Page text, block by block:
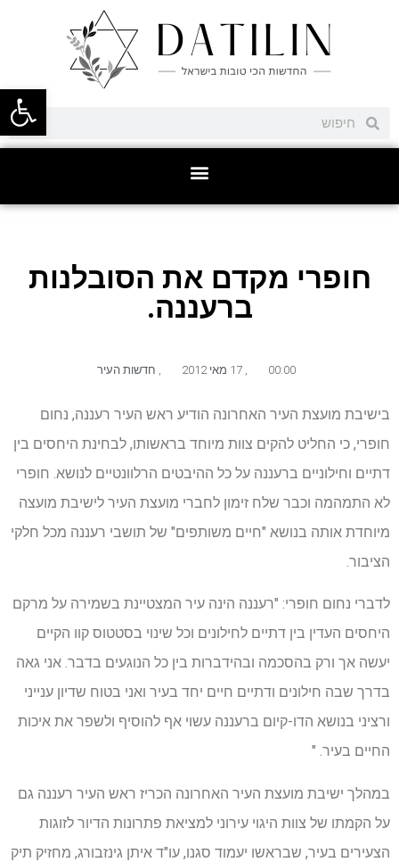
פתח
חופרי מקדם את הסובלנות
ברעננה.
00:00
, 17 מאי 2012 , חדשות העיר
בישיבת מועצת העיר האחרונה הודיע ראש העיר רעננה, נחום
חופרי, כי החליט להקים צוות מיוחד בראשותו, לבחינת היחסים בין
דתיים וחילוניים ברעננה על כל ההיבטים הרלוונטיים לנושא. חופרי
לא התמהמה וכבר שלח זימון לחברי מועצת העיר לישיבת מועצה
מיוחדת אותה בנושא "חיים משותפים" של תושבי רעננה מכל חלקי
הציבור.
לדברי נחום חופרי: "רעננה הינה עיר המצטיינת בשמירה על מרקם
היחסים העדין בין דתיים לחילונים וכל שינוי בסטטוס קוו הקיים
יעשה אך ורק בהסכמה ובהידברות בין כל הנוגעים בדבר. אני גאה
בדרך שבה חילונים ודתיים חיים יחד בעיר ואני בטוח שדיון ענייני
ורציני בנושא הדו-קיום ברעננה עשוי אף להוסיף ולשפר את איכות
החיים בעיר. "
במהלך ישיבת מועצת העיר האחרונה הכריז ראש העיר רעננה גם
על הקמתו של צוות היגוי עירוני למציאת פתרונות הדיור לזוגות
הצעירים בעיר, שבראשו יעמוד סגנו, עו"ד איתן גינזבורג, מחזיק תיק